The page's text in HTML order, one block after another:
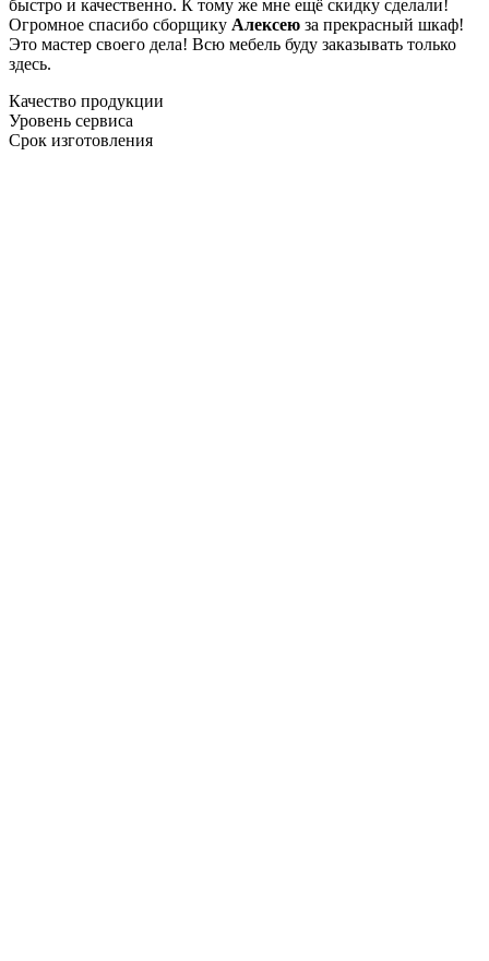
быстро и качественно. К тому же мне ещё скидку сделали!
Огромное спасибо сборщику Алексею за прекрасный шкаф!
Это мастер своего дела! Всю мебель буду заказывать только
здесь.
Качество продукции
Уровень сервиса
Срок изготовления